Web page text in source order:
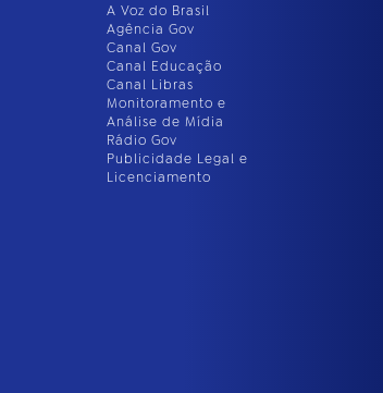
A Voz do Brasil
Agência Gov
Canal Gov
Canal Educação
Canal Libras
Monitoramento e
Análise de Mídia
Rádio Gov
Publicidade Legal e
Licenciamento